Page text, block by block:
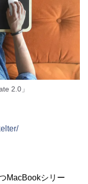
2.0」
MacBookシリー